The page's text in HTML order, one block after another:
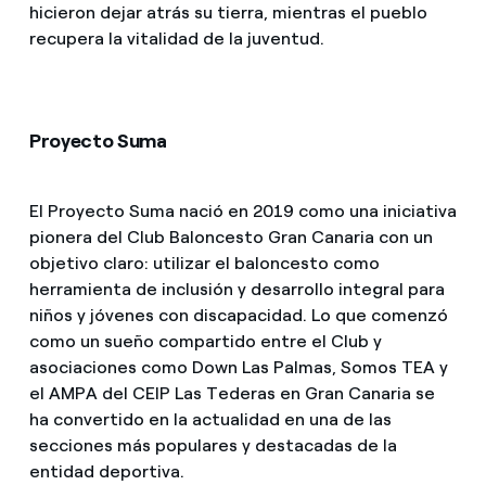
hicieron dejar atrás su tierra, mientras el pueblo
recupera la vitalidad de la juventud.
Proyecto Suma
El Proyecto Suma nació en 2019 como una iniciativa
pionera del Club Baloncesto Gran Canaria con un
objetivo claro: utilizar el baloncesto como
herramienta de inclusión y desarrollo integral para
niños y jóvenes con discapacidad. Lo que comenzó
como un sueño compartido entre el Club y
asociaciones como Down Las Palmas, Somos TEA y
el AMPA del CEIP Las Tederas en Gran Canaria se
ha convertido en la actualidad en una de las
secciones más populares y destacadas de la
entidad deportiva.